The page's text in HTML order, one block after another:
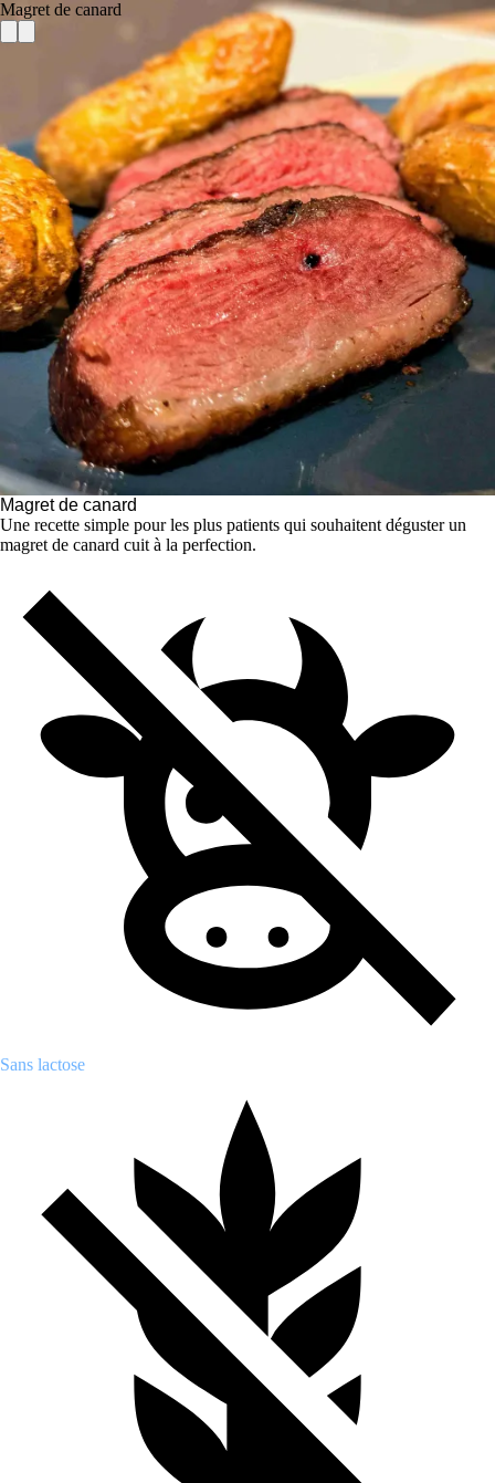
Magret de canard
Magret de canard
Une recette simple pour les plus patients qui souhaitent déguster un
magret de canard cuit à la perfection.
Sans lactose